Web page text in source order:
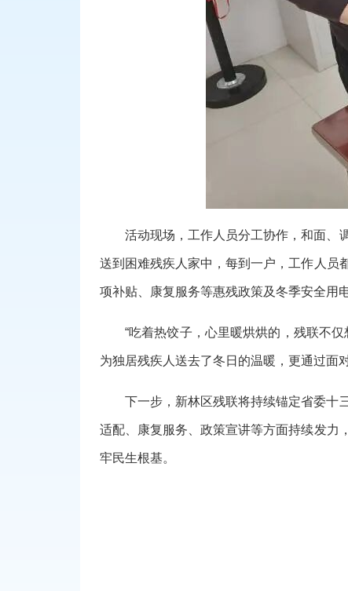
活动现场，工作人员分工协作，和面、
送到困难残疾人家中，每到一户，工作人员
项补贴、康复服务等惠残政策及冬季安全用
“吃着热饺子，心里暖烘烘的，残联不
为独居残疾人送去了冬日的温暖，更通过面
下一步，新林区残联将持续锚定省委十
适配、康复服务、政策宣讲等方面持续发力
牢民生根基。